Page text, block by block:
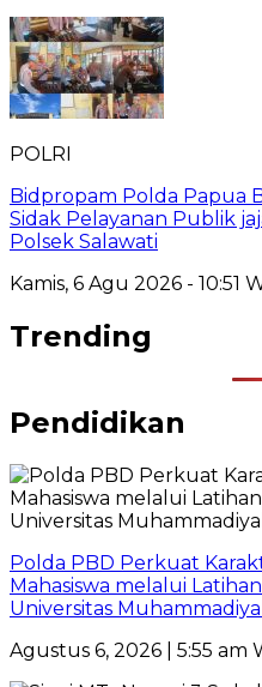
POLRI
Bidpropam Polda Papua
Sidak Pelayanan Publik
Polsek Salawati
Kamis, 6 Agu 2026 - 10:51
Trending
Pendidikan
Polda PBD Perkuat
Mahasiswa melalui
Universitas
Agustus 6, 2026 | 5:55 am